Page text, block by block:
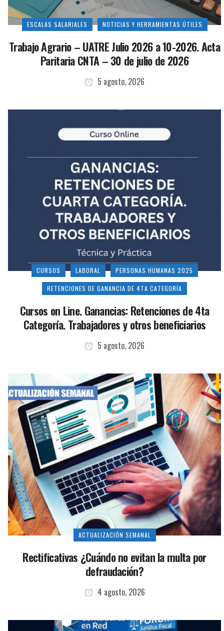
ESCALAS SALARIALES NOTICIAS Y HERRAMIENTAS ÚTILES
Trabajo Agrario – UATRE Julio 2026 a 10-2026. Acta
Paritaria CNTA – 30 de julio de 2026
5 agosto, 2026
CURSOS LABORAL PERSONAS HUMANAS 2025
RETENCIONES DE GANANCIA DE 4TA CATEGORÍA
Cursos on Line. Ganancias: Retenciones de 4ta
Categoría. Trabajadores y otros beneficiarios
5 agosto, 2026
ACTUALIZACIÓN SEMANAL
Rectificativas ¿Cuándo no evitan la multa por
defraudación?
4 agosto, 2026